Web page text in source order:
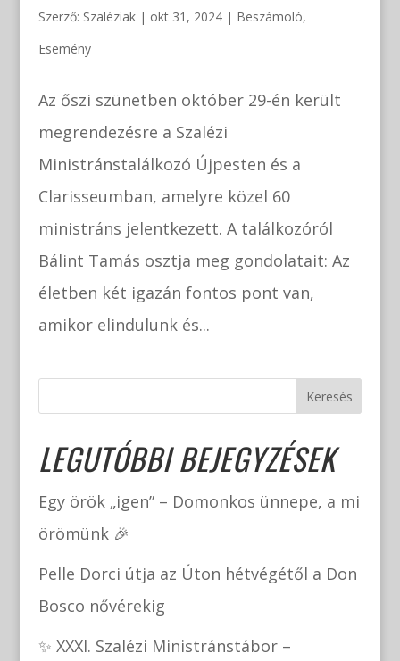
Szerző: Szaléziak| okt 31, 2024| Beszámoló,
Esemény
Az őszi szünetben október 29-én került
megrendezésre a Szalézi
Ministránstalálkozó Újpesten és a
Clarisseumban, amelyre közel 60
ministráns jelentkezett. A találkozóról
Bálint Tamás osztja meg gondolatait: Az
életben két igazán fontos pont van,
amikor elindulunk és...
Keresés
LEGUTÓBBI BEJEGYZÉSEK
Egy örök „igen” – Domonkos ünnepe, a mi
örömünk 🎉
Pelle Dorci útja az Úton hétvégétől a Don
Bosco nővérekig
✨ XXXI. Szalézi Ministránstábor –